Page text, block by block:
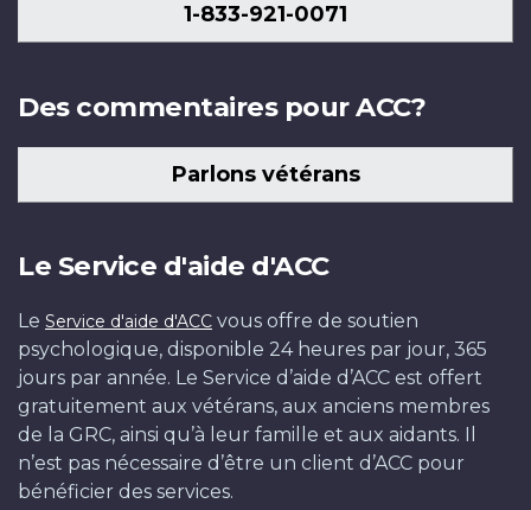
1-833-921-0071
Des commentaires pour ACC?
Parlons vétérans
Le Service d'aide d'ACC
Le Service d'aide d'ACC vous offre de soutien
psychologique, disponible 24 heures par jour, 365
jours par année. Le Service d’aide d’ACC est offert
gratuitement aux vétérans, aux anciens membres
de la GRC, ainsi qu’à leur famille et aux aidants. Il
n’est pas nécessaire d’être un client d’ACC pour
bénéficier des services.